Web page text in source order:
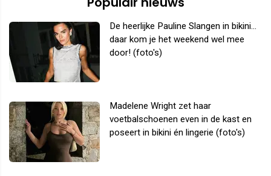
De heerlijke Pauline Slangen in bikini...
daar kom je het weekend wel mee
door! (foto's)
Madelene Wright zet haar
voetbalschoenen even in de kast en
poseert in bikini én lingerie (foto's)